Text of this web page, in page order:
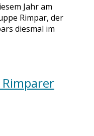
Jahr am
Rimpar, der
diesmal im